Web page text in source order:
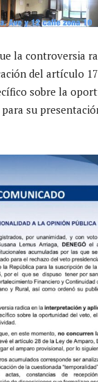
la controversia
del artículo
sobre la
su